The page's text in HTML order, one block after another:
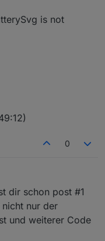
(für Füllfarbe
für den
Position des Blitzes (
100 = rechts
is not
0
dir schon post #1
nur der
und weiterer Code